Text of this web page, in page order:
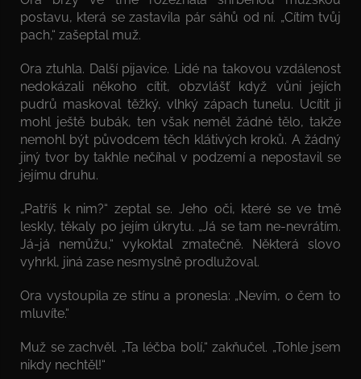
postavu, která se zastavila pár sáhů od ní. „Cítím tvůj
pach,“ zašeptal muž.
Ora ztuhla. Další pijavice. Lidé na takovou vzdálenost
nedokázali někoho cítit, obzvlášť když vůni jejích
pudrů maskoval těžký, vlhký zápach tunelu. Ucítit ji
mohl ještě bubák, ten však neměl žádné tělo, takže
nemohl být původcem těch klátivých kroků. A žádný
jiný tvor by takhle nečíhal v podzemí a nepostavil se
jejímu druhu.
„Patříš k nim?“ zeptal se. Jeho oči, které se ve tmě
leskly, těkaly po jejím úkrytu. „Já se tam ne-nevrátím.
Já-já nemůžu,“ vykoktal zmatečně. Některá slovo
vyhrkl, jiná zase nesmyslně prodlužoval.
Ora vystoupila ze stínu a pronesla: „Nevím, o čem to
mluvíte.“
Muž se zachvěl. „Ta léčba bolí,“ zakňučel. „Tohle jsem
nikdy nechtěl!“